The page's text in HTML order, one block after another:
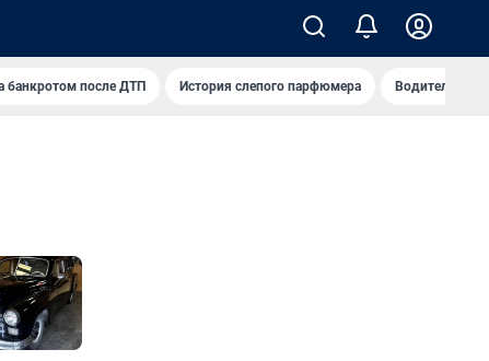
банкротом после ДТП История слепого парфюмера Водители